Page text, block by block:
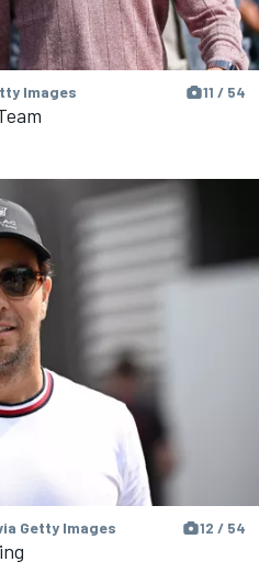
Images 11 / 54
Getty Images 12 / 54